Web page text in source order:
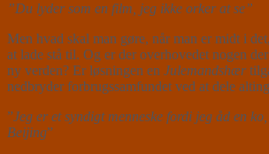
”Du lyder som en film, jeg ikke orker at se”
Men hvad skal man gøre, når man er midt i
at lade stå til. Og er der overhovedet nogen
ny verden? Er løsningen en Julemandshær
nedbryder forbrugssamfundet ved at dele
”Jeg er et syndigt menneske fordi jeg åd en
Beijing”